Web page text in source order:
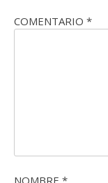
COMENTARIO *
NOMBRE *